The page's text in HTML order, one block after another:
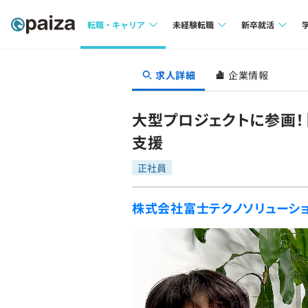
転職・キャリア
転職成功ガイド
未経験転職
求人検索
転職成功ガイド
新卒就活
本選考
インターン
インタビュー
就活成功ガイド
求人詳細 企業情報
大型プロジェクトに参画
支援
正社員
株式会社富士テクノソリューシ